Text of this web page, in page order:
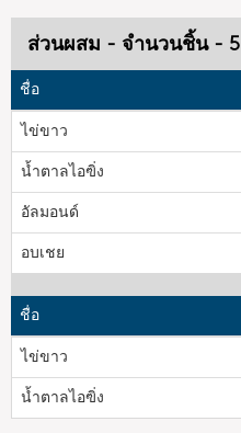
ส่วนผสม - จำนวนชิ้น - 5
ชื่อ
ไข่ขาว
น้ำตาลไอฃิ่ง
อัลมอนด์
อบเชย
ชื่อ
ไข่ขาว
น้ำตาลไอฃิ่ง